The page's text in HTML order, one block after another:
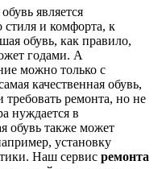
является
стиля и комфорта, к
обувь, как правило,
годами. А
можно только с
качественная обувь,
ремонта, но не
нуждается в
обувь также может
установку
Наш сервис ремонта